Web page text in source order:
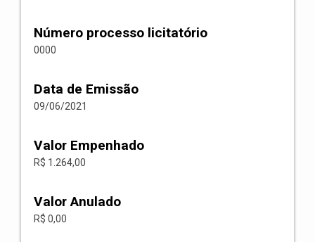
Número processo licitatório
0000
Data de Emissão
09/06/2021
Valor Empenhado
R$ 1.264,00
Valor Anulado
R$ 0,00